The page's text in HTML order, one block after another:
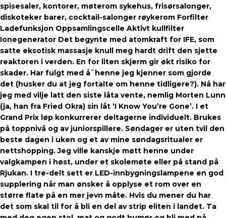
spisesaler, kontorer, møterom sykehus, frisørsalonger,
diskoteker barer, cocktail-salonger røykerom Forfilter
Ladefunksjon Oppsamlingscelle Aktivt kullfilter
Ionegenerator Det begynte med atomkraft for IFE, som
satte eksotisk massasje knull meg hardt drift den sjette
reaktoren i verden. En for liten skjerm gir økt risiko for
skader. Har fulgt med å¨henne jeg kjenner som gjorde
det (husker du at jeg fortalte om henne tidligere?). Nå har
jeg med vilje latt den siste låta vente, nemlig Morten Lunn
(ja, han fra Fried Okra) sin låt ‘I Know You’re Gone’. I et
Grand Prix løp konkurrerer deltagerne individuelt. Brukes
på toppnivå og av juniorspillere. Søndager er uten tvil den
beste dagen i uken og et av mine søndagsritualer er
nettshopping. Jeg ville kanskje møtt henne under
valgkampen i høst, under et skolemøte eller på stand på
Rjukan. I tre-delt sett er LED-innbygningslampene en god
supplering når man ønsker å opplyse et rom over en
større flate på en mer jevn måte. Hvis du mener du har
det som skal til for å bli en del av strip eliten i landet. Ta